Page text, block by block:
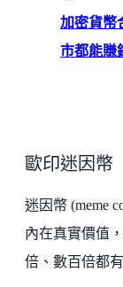
加密貨幣
市都能賺
歐印迷因幣
迷因幣 (meme
內在真實價值
倍、數百倍都